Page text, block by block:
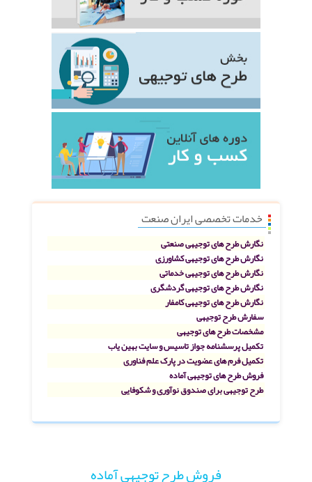
خدمات تخصصی ایران صنعت
نگارش طرح های توجیهی صنعتی
نگارش طرح های توجیهی کشاورزی
نگارش طرح های توجیهی خدماتی
نگارش طرح های توجیهی گردشگری
نگارش طرح های توجیهی کامفار
سفارش طرح توجیهی
مشخصات طرح های توجیهی
تکمیل پرسشنامه جواز تاسیس و سایت بهین یاب
تکمیل فرم های عضویت در پارک علم فناوری
فروش طرح های توجیهی آماده
طرح توجیهی برای صندوق نوآوری و شکوفایی
فروش طرح توجیهی آماده